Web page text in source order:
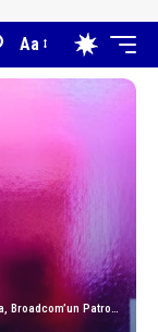
Aa
Tan’ı Yönetim Kuruluna Dahil Etti